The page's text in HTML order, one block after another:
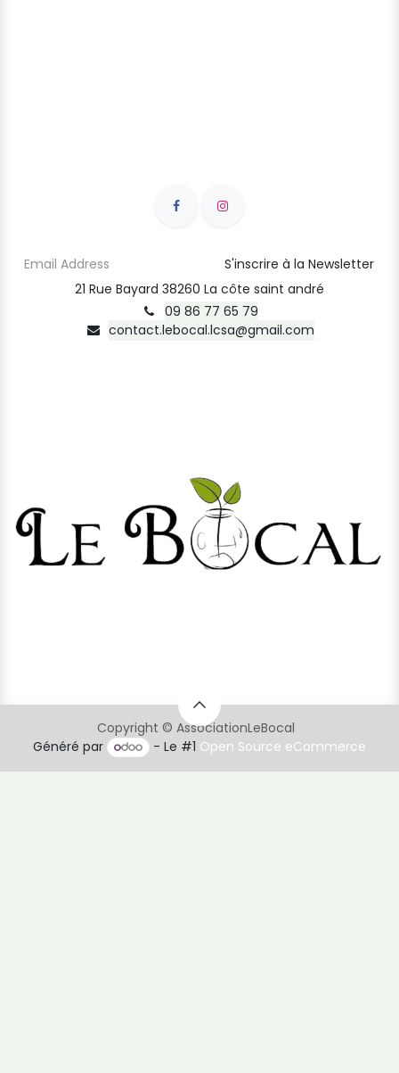
S'inscrire à la Newsletter
21 Rue Bayard 38260 La côte saint andré
09 86 77 65 79
contact.lebocal.lcsa@gmail.com
Copyright © AssociationLeBocal
Généré par
- Le #1 Open Source eCommerce